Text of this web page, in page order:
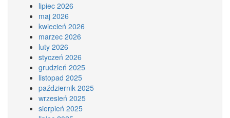
lipiec 2026
maj 2026
kwiecień 2026
marzec 2026
luty 2026
styczeń 2026
grudzień 2025
listopad 2025
październik 2025
wrzesień 2025
sierpień 2025